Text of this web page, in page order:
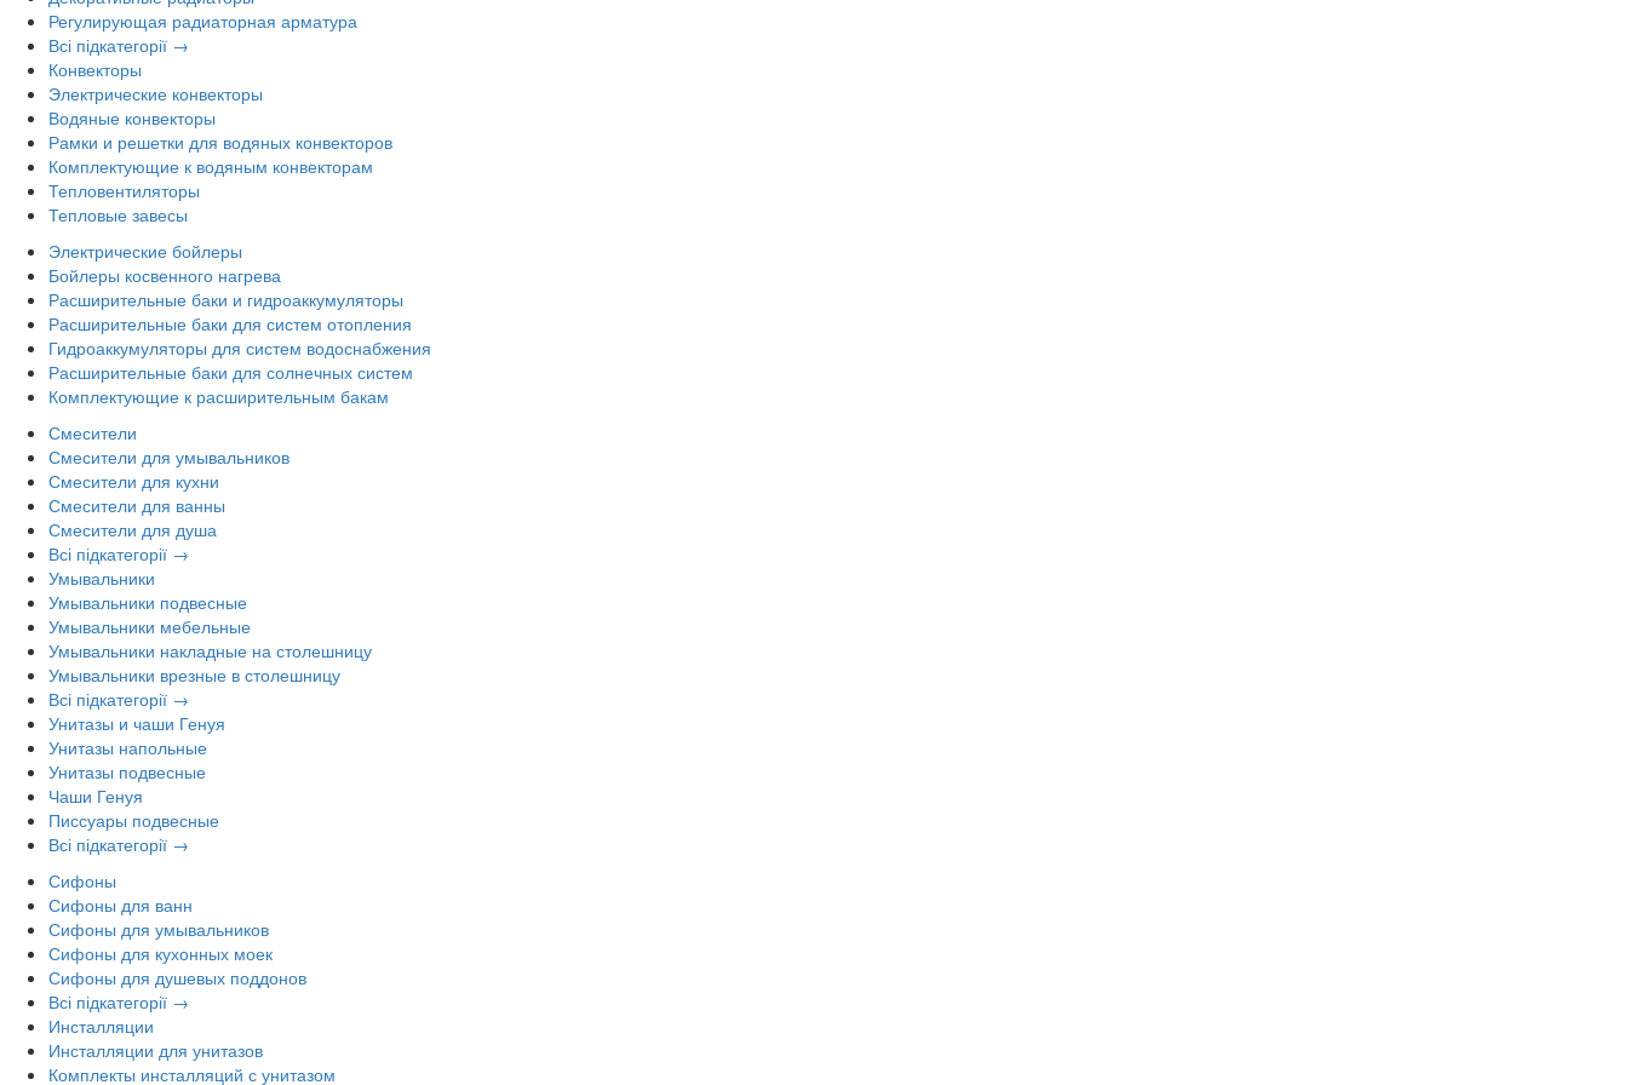
Регулирующая радиаторная арматура
Всі підкатегорії →
Конвекторы
Электрические конвекторы
Водяные конвекторы
Рамки и решетки для водяных конвекторов
Комплектующие к водяным конвекторам
Тепловентиляторы
Тепловые завесы
Электрические бойлеры
Бойлеры косвенного нагрева
Расширительные баки и гидроаккумуляторы
Расширительные баки для систем отопления
Гидроаккумуляторы для систем водоснабжения
Расширительные баки для солнечных систем
Комплектующие к расширительным бакам
Смесители
Смесители для умывальников
Смесители для кухни
Смесители для ванны
Смесители для душа
Всі підкатегорії →
Умывальники
Умывальники подвесные
Умывальники мебельные
Умывальники накладные на столешницу
Умывальники врезные в столешницу
Всі підкатегорії →
Унитазы и чаши Генуя
Унитазы напольные
Унитазы подвесные
Чаши Генуя
Писсуары подвесные
Всі підкатегорії →
Сифоны
Сифоны для ванн
Сифоны для умывальников
Сифоны для кухонных моек
Сифоны для душевых поддонов
Всі підкатегорії →
Инсталляции
Инсталляции для унитазов
Комплекты инсталляций с унитазом